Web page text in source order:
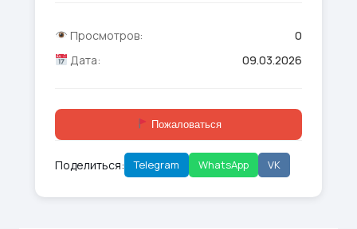
Просмотров:
0
Дата:
09.03.2026
Пожаловаться
Поделиться: Telegram WhatsApp VK